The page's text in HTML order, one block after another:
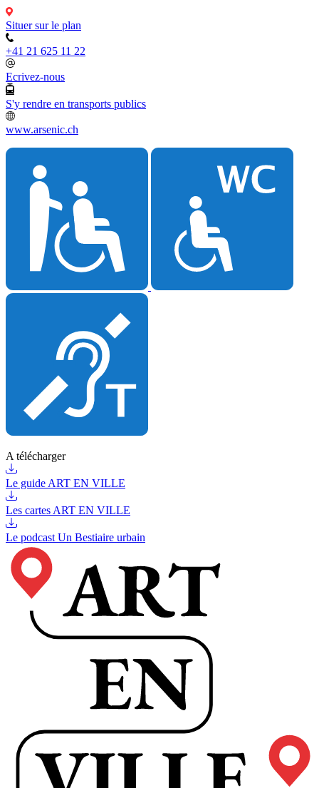
Situer sur le plan
+41 21 625 11 22
Ecrivez-nous
S'y rendre en transports publics
www.arsenic.ch
A télécharger
Le guide ART EN VILLE
Les cartes ART EN VILLE
Le podcast Un Bestiaire urbain